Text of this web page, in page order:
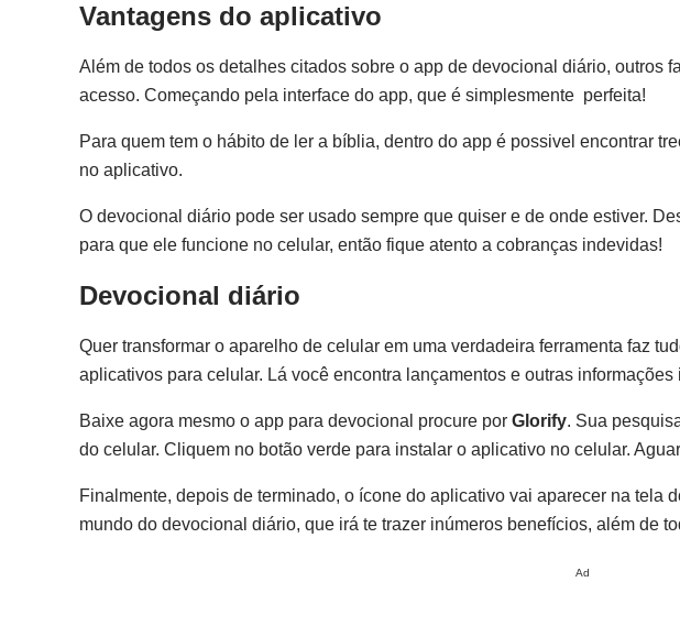
Vantagens do aplicativo
Além de todos os detalhes citados sobre o app de devocional diário, outros
acesso. Começando pela interface do app, que é simplesmente perfeita!
Para quem tem o hábito de ler a bíblia, dentro do app é possivel encontrar
no aplicativo.
O devocional diário pode ser usado sempre que quiser e de onde estiver.
para que ele funcione no celular, então fique atento a cobranças indevidas!
Devocional diário
Quer transformar o aparelho de celular em uma verdadeira ferramenta faz
aplicativos para celular. Lá você encontra lançamentos e outras informações
Baixe agora mesmo o app para devocional procure por Glorify. Sua
do celular. Cliquem no botão verde para instalar o aplicativo no celular.
Finalmente, depois de terminado, o ícone do aplicativo vai aparecer na tela
mundo do devocional diário, que irá te trazer inúmeros benefícios, além de
Ad